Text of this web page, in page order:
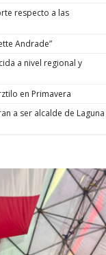
respecto a las
Andrade”
a nivel regional y
en Primavera
a ser alcalde de Laguna